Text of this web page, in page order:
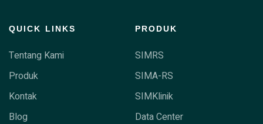
QUICK LINKS
Tentang Kami
Produk
Kontak
Blog
PRODUK
SIMRS
SIMA-RS
SIMKlinik
Data Center